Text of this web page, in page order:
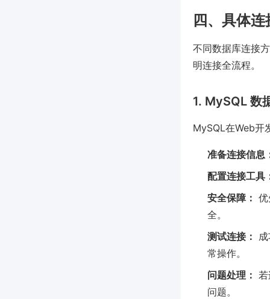
四、具体
不同数据库连接
明连接全流程。
1. MySQL 数
MySQL在Web开
准备连接信息
配置连接工具
安全保障：
全。
测试连接：
常操作。
问题处理：
问题。